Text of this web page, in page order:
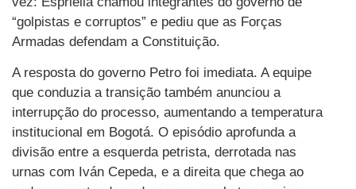
“golpistas e corruptos” e pediu que as Forças
Armadas defendam a Constituição.
A resposta do governo Petro foi imediata. A equipe
que conduzia a transição também anunciou a
interrupção do processo, aumentando a temperatura
institucional em Bogotá. O episódio aprofunda a
divisão entre a esquerda petrista, derrotada nas
urnas com Iván Cepeda, e a direita que chega ao